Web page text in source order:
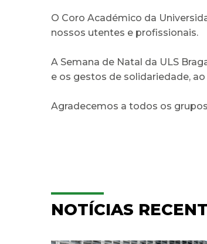
O Coro Académico da
nossos utentes e profissionais.
A Semana de Natal da ULS
e os gestos de solidariedade,
Agradecemos a todos os
NOTÍCIAS